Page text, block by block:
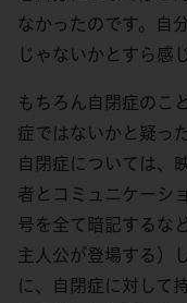
なかったのです。自
じゃないかとすら感
もちろん自閉症のこ
症ではないかと疑っ
自閉症については、
者とコミュニケーシ
号を全て暗記するな
主人公が登場する）
に、自閉症に対して